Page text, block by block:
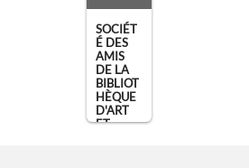
SOCIÉT
É DES
AMIS
DE LA
BIBLIOT
HÈQUE
D'ART
ET